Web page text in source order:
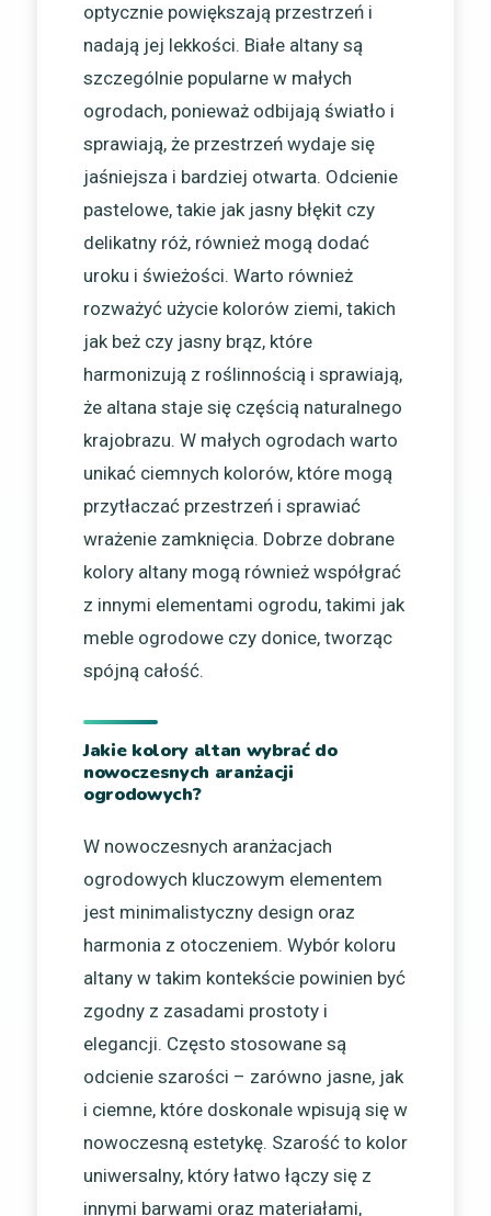
optycznie powiększają przestrzeń i
nadają jej lekkości. Białe altany są
szczególnie popularne w małych
ogrodach, ponieważ odbijają światło i
sprawiają, że przestrzeń wydaje się
jaśniejsza i bardziej otwarta. Odcienie
pastelowe, takie jak jasny błękit czy
delikatny róż, również mogą dodać
uroku i świeżości. Warto również
rozważyć użycie kolorów ziemi, takich
jak beż czy jasny brąz, które
harmonizują z roślinnością i sprawiają,
że altana staje się częścią naturalnego
krajobrazu. W małych ogrodach warto
unikać ciemnych kolorów, które mogą
przytłaczać przestrzeń i sprawiać
wrażenie zamknięcia. Dobrze dobrane
kolory altany mogą również współgrać
z innymi elementami ogrodu, takimi jak
meble ogrodowe czy donice, tworząc
spójną całość.
Jakie kolory altan wybrać do
nowoczesnych aranżacji
ogrodowych?
W nowoczesnych aranżacjach
ogrodowych kluczowym elementem
jest minimalistyczny design oraz
harmonia z otoczeniem. Wybór koloru
altany w takim kontekście powinien być
zgodny z zasadami prostoty i
elegancji. Często stosowane są
odcienie szarości – zarówno jasne, jak
i ciemne, które doskonale wpisują się w
nowoczesną estetykę. Szarość to kolor
uniwersalny, który łatwo łączy się z
innymi barwami oraz materiałami,